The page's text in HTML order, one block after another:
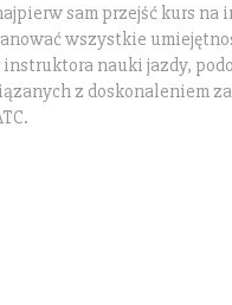
sam przejść kurs na
wszystkie
nauki jazdy,
z doskonaleniem